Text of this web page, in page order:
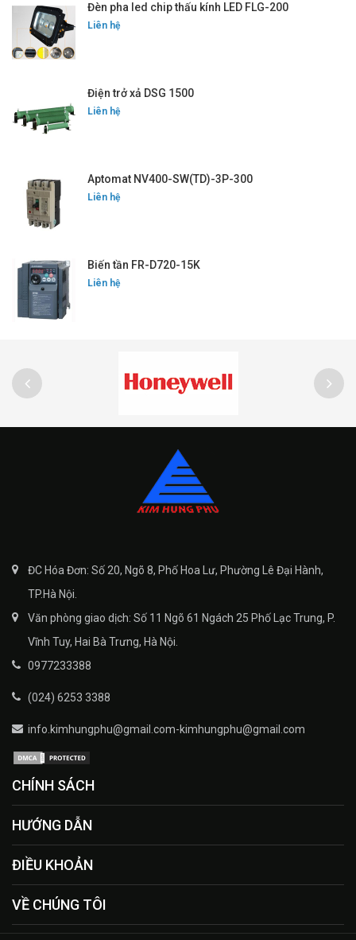
Đèn pha led chip thấu kính LED FLG-200
Liên hệ
Điện trở xả DSG 1500
Liên hệ
Aptomat NV400-SW(TD)-3P-300
Liên hệ
Biến tần FR-D720-15K
Liên hệ
ĐC Hóa Đơn: Số 20, Ngõ 8, Phố Hoa Lư, Phường Lê Đại Hành,
TP.Hà Nội.
Văn phòng giao dịch: Số 11 Ngõ 61 Ngách 25 Phố Lạc Trung, P.
Vĩnh Tuy, Hai Bà Trưng, Hà Nội.
0977233388
(024) 6253 3388
info.kimhungphu@gmail.com-kimhungphu@gmail.com
CHÍNH SÁCH
HƯỚNG DẪN
ĐIỀU KHOẢN
VỀ CHÚNG TÔI